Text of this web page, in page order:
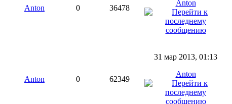
Anton 0 36478
Anton
Anton 0 62349
31 мар 2013, 01:13
Anton